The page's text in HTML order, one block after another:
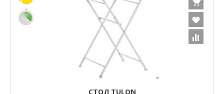
СТОЛ TULON